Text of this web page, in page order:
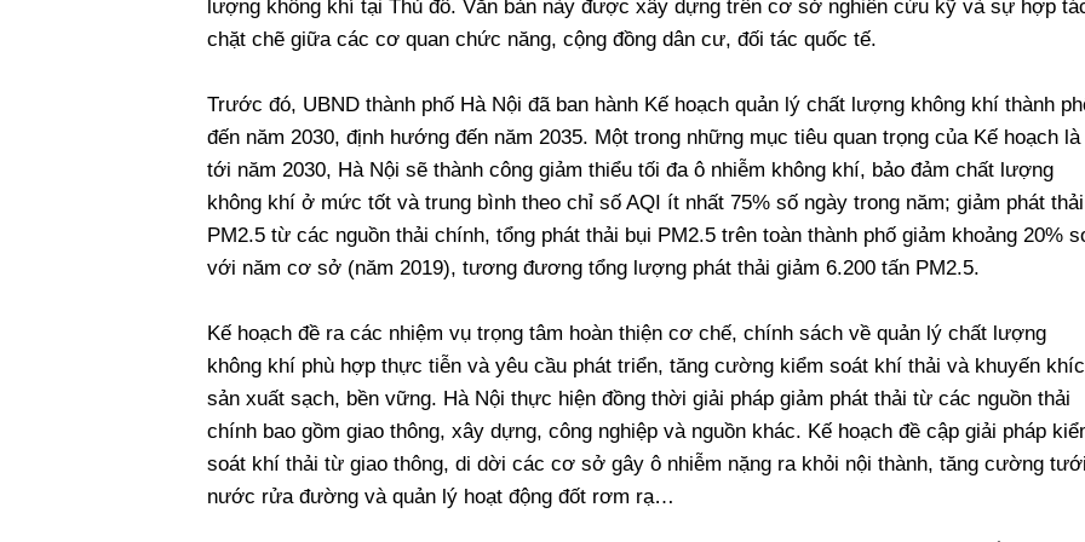
lượng không khí tại Thủ đô. Văn bản này được xây dựng trên cơ sở nghiên cứu kỹ và sự hợp
chặt chẽ giữa các cơ quan chức năng, cộng đồng dân cư, đối tác quốc tế.
Trước đó, UBND thành phố Hà Nội đã ban hành Kế hoạch quản lý chất lượng không khí thành
đến năm 2030, định hướng đến năm 2035. Một trong những mục tiêu quan trọng của Kế hoạch là
tới năm 2030, Hà Nội sẽ thành công giảm thiểu tối đa ô nhiễm không khí, bảo đảm chất lượng
không khí ở mức tốt và trung bình theo chỉ số AQI ít nhất 75% số ngày trong năm; giảm phát thải
PM2.5 từ các nguồn thải chính, tổng phát thải bụi PM2.5 trên toàn thành phố giảm khoảng 20%
với năm cơ sở (năm 2019), tương đương tổng lượng phát thải giảm 6.200 tấn PM2.5.
Kế hoạch đề ra các nhiệm vụ trọng tâm hoàn thiện cơ chế, chính sách về quản lý chất lượng
không khí phù hợp thực tiễn và yêu cầu phát triển, tăng cường kiểm soát khí thải và khuyến
sản xuất sạch, bền vững. Hà Nội thực hiện đồng thời giải pháp giảm phát thải từ các nguồn thải
chính bao gồm giao thông, xây dựng, công nghiệp và nguồn khác. Kế hoạch đề cập giải pháp
soát khí thải từ giao thông, di dời các cơ sở gây ô nhiễm nặng ra khỏi nội thành, tăng cường tưới
nước rửa đường và quản lý hoạt động đốt rơm rạ…